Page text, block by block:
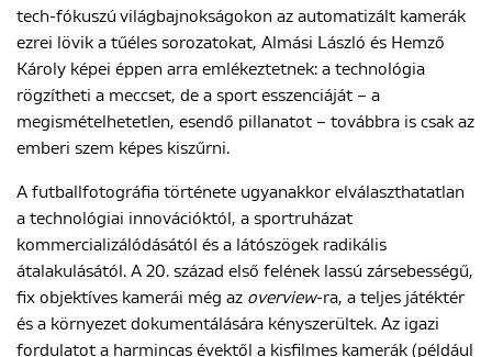
tech-fókuszú világbajnokságokon az automatizált kamerák
ezrei lövik a tűéles sorozatokat, Almási László és Hemző
Károly képei éppen arra emlékeztetnek: a technológia
rögzítheti a meccset, de a sport esszenciáját – a
megismételhetetlen, esendő pillanatot – továbbra is csak az
emberi szem képes kiszűrni.
A futballfotográfia története ugyanakkor elválaszthatatlan
a technológiai innovációktól, a sportruházat
kommercializálódásától és a látószögek radikális
átalakulásától. A 20. század első felének lassú zársebességű,
fix objektíves kamerái még az overview-ra, a teljes játéktér
és a környezet dokumentálására kényszerültek. Az igazi
fordulatot a harmincas évektől a kisfilmes kamerák (például